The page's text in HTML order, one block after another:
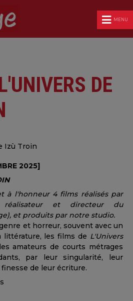
MENU
DE
2025]
à l'honneur 4 films réalisés par
et directeur du
et produits par notre studio.
et horreur, souvent avec un
littérature, les films de L'Univers
amateurs de courts métrages
par leur singularité, leur
de leur écriture.